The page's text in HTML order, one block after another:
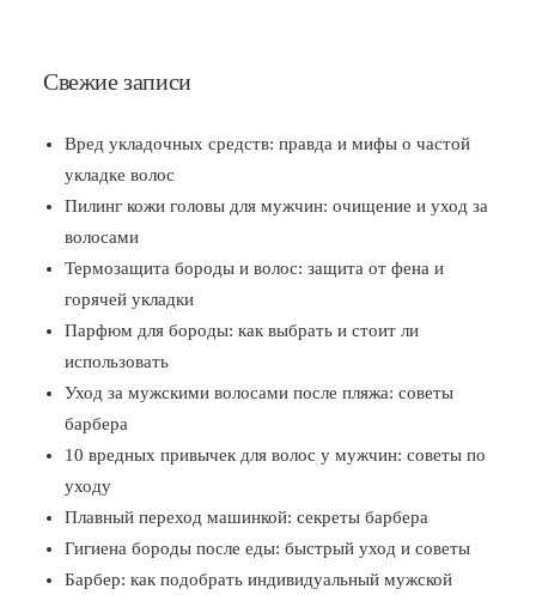
Свежие записи
Вред укладочных средств: правда и мифы о частой
укладке волос
Пилинг кожи головы для мужчин: очищение и уход за
волосами
Термозащита бороды и волос: защита от фена и
горячей укладки
Парфюм для бороды: как выбрать и стоит ли
использовать
Уход за мужскими волосами после пляжа: советы
барбера
10 вредных привычек для волос у мужчин: советы по
уходу
Плавный переход машинкой: секреты барбера
Гигиена бороды после еды: быстрый уход и советы
Барбер: как подобрать индивидуальный мужской